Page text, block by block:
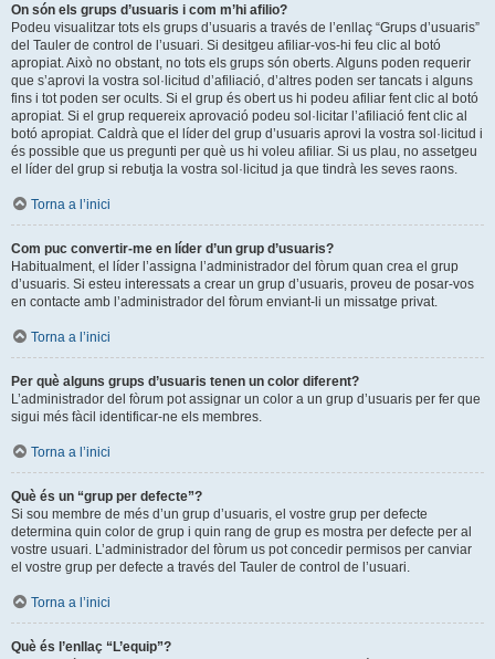
On són els grups d’usuaris i com m’hi afilio?
Podeu visualitzar tots els grups d’usuaris a través de l’enllaç “Grups d’usuaris”
del Tauler de control de l’usuari. Si desitgeu afiliar-vos-hi feu clic al botó
apropiat. Això no obstant, no tots els grups són oberts. Alguns poden requerir
que s’aprovi la vostra sol·licitud d’afiliació, d’altres poden ser tancats i alguns
fins i tot poden ser ocults. Si el grup és obert us hi podeu afiliar fent clic al botó
apropiat. Si el grup requereix aprovació podeu sol·licitar l’afiliació fent clic al
botó apropiat. Caldrà que el líder del grup d’usuaris aprovi la vostra sol·licitud i
és possible que us pregunti per què us hi voleu afiliar. Si us plau, no assetgeu
el líder del grup si rebutja la vostra sol·licitud ja que tindrà les seves raons.
Torna a l’inici
Com puc convertir-me en líder d’un grup d’usuaris?
Habitualment, el líder l’assigna l’administrador del fòrum quan crea el grup
d’usuaris. Si esteu interessats a crear un grup d’usuaris, proveu de posar-vos
en contacte amb l’administrador del fòrum enviant-li un missatge privat.
Torna a l’inici
Per què alguns grups d’usuaris tenen un color diferent?
L’administrador del fòrum pot assignar un color a un grup d’usuaris per fer que
sigui més fàcil identificar-ne els membres.
Torna a l’inici
Què és un “grup per defecte”?
Si sou membre de més d’un grup d’usuaris, el vostre grup per defecte
determina quin color de grup i quin rang de grup es mostra per defecte per al
vostre usuari. L’administrador del fòrum us pot concedir permisos per canviar
el vostre grup per defecte a través del Tauler de control de l’usuari.
Torna a l’inici
Què és l’enllaç “L’equip”?